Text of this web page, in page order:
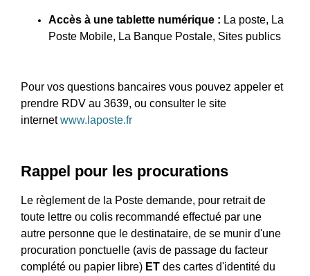
Accès à une tablette numérique : La poste, La
Poste Mobile, La Banque Postale, Sites publics
Pour vos questions bancaires vous pouvez appeler et
prendre RDV au 3639, ou consulter le site
internetwww.laposte.fr
Rappel pour les procurations
Le règlement de la Poste demande, pour retrait de
toute lettre ou colis recommandé effectué par une
autre personne que le destinataire, de se munir d'une
procuration ponctuelle (avis de passage du facteur
complété ou papier libre) ETdes cartes d'identité du